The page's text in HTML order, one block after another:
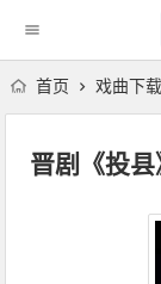
首页 戏曲下载
晋剧《投